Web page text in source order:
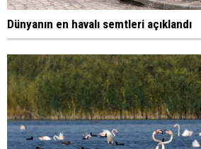
Dünyanın en havalı semtleri açıklandı